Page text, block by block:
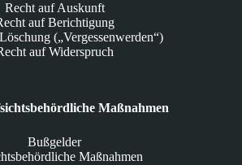
Recht auf Auskunft
auf Berichtigung
(„Vergessenwerden“)
auf Widerspruch
Maßnahmen
Bußgelder
Maßnahmen